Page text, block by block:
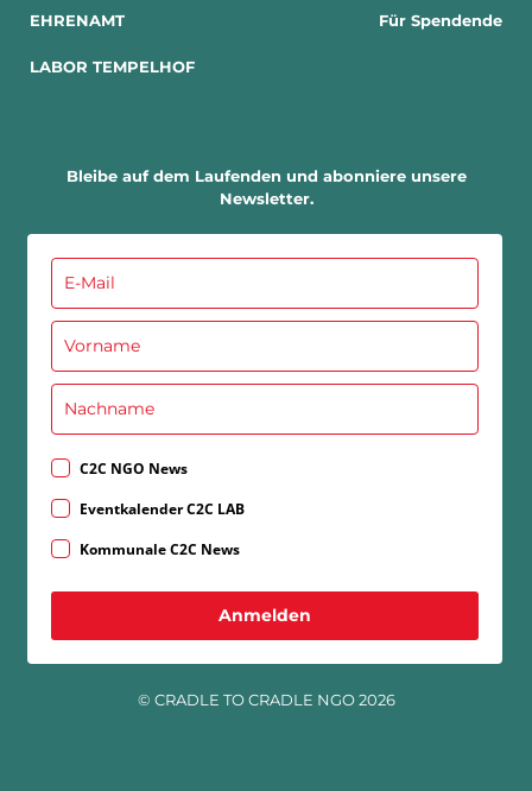
EHRENAMT
LABOR TEMPELHOF
Für Spendende
Bleibe auf dem Laufenden und abonniere unsere
Newsletter.
C2C NGO News
Eventkalender C2C LAB
Kommunale C2C News
Anmelden
© CRADLE TO CRADLE NGO 2026